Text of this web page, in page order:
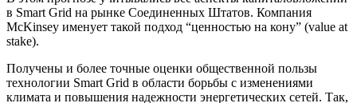
в Smart Grid на рынке Соединенных Штатов. Компания
McKinsey именует такой подход “ценностью на кону” (value at
stake).
Получены и более точные оценки общественной пользы
технологии Smart Grid в области борьбы с изменениями
климата и повышения надежности энергетических сетей. Так,